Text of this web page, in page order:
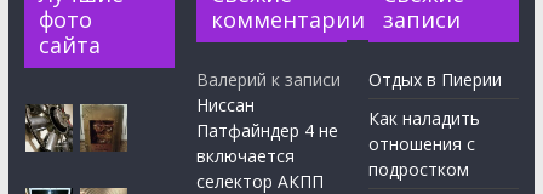
фото
сайта
комментарии
Валерий к записи
Ниссан
Патфайндер 4 не
включается
селектор АКПП
записи
Отдых в Пиерии
Как наладить
отношения с
подростком